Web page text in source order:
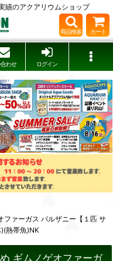
績のアクアリウムショップ
商品検索 カート
わせ ログイン
ファーガス バルザニー【１匹 サ
熱帯魚)NK
ギムノゲオファーガ